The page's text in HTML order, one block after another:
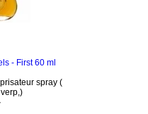
- First 60 ml
spray (